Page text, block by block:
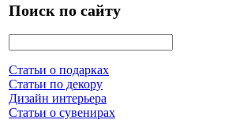
Поиск по сайту
Статьи о подарках
Статьи по декору
Дизайн интерьера
Статьи о сувенирах